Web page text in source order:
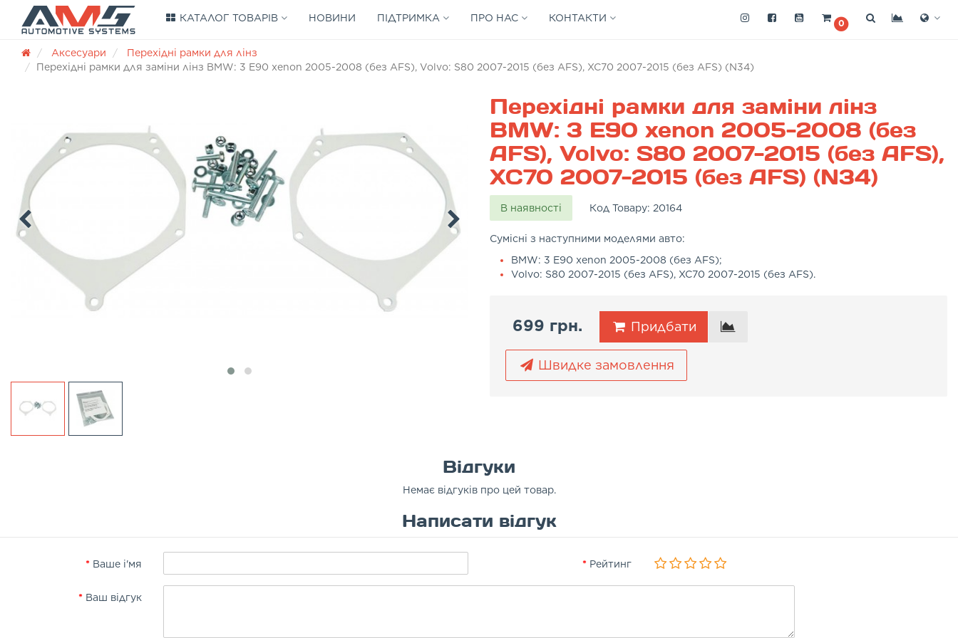
КАТАЛОГ ТОВАРІВ НОВИНИ ПІДТРИМКА ПРО НАС КОНТАКТИ 0
Аксесуари
Перехідні рамки для лінз
Перехідні рамки для заміни лінз BMW: 3 E90 xenon 2005-2008 (без AFS), Volvo: S80 2007-2015 (без AFS), XC70 2007-2015 (без AFS) (N34)
Перехідні рамки для заміни лінз
BMW: 3 E90 xenon 2005-2008 (без
AFS), Volvo: S80 2007-2015 (без AFS),
XC70 2007-2015 (без AFS) (N34)
В наявності Код Товару: 20164
Сумісні з наступними моделями авто:
BMW: 3 E90 xenon 2005-2008 (без AFS);
Volvo: S80 2007-2015 (без AFS), XC70 2007-2015 (без AFS).
699 грн. Придбати
Швидке замовлення
Відгуки
Немає відгуків про цей товар.
Написати відгук
Ваше і'мя Рейтинг
Ваш відгук